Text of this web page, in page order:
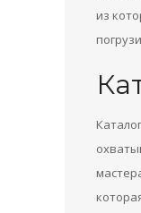
из